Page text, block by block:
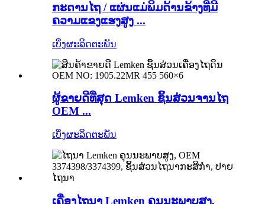
ກະດານໄຖ / ແຜ່ນແມ່ພິມດ້ານຂ້າງທີ່ມີ
ຄວາມແຂງແຮງສູງ ...
ເບິ່ງຜະລິດຕະພັນ
ຜູ້ຂາຍດີທີ່ສຸດ Lemken ຊິ້ນສ່ວນຈານໄຖ
OEM ...
ເບິ່ງຜະລິດຕະພັນ
ເຄື່ອງໄຖນາ Lemken ຄຸນນະພາບສູງ,